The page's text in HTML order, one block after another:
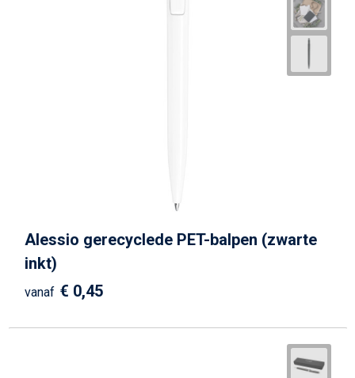
Alessio gerecyclede PET-balpen (zwarte
inkt)
vanaf € 0,45